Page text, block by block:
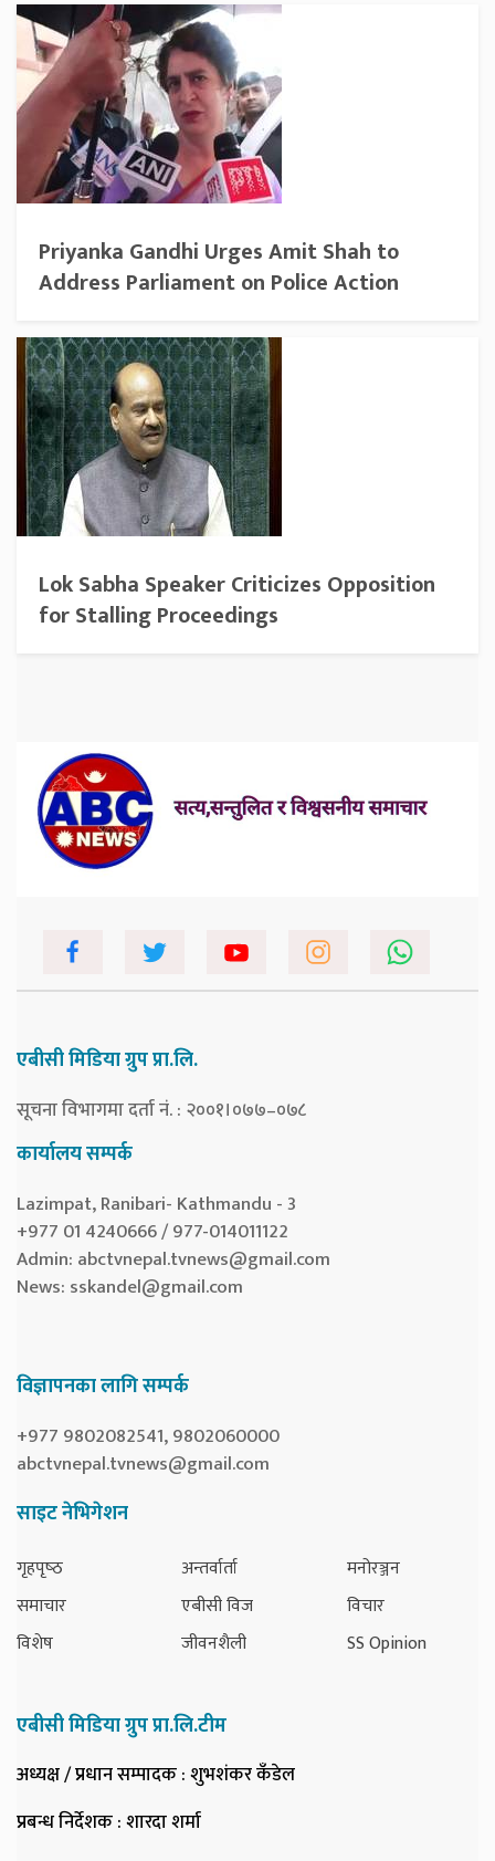
Priyanka Gandhi Urges Amit Shah to
Address Parliament on Police Action
Lok Sabha Speaker Criticizes Opposition
for Stalling Proceedings
एबीसी मिडिया ग्रुप प्रा.लि.
सूचना विभागमा दर्ता नं. : २००१।०७७–०७८
कार्यालय सम्पर्क
Lazimpat, Ranibari- Kathmandu - 3
+977 01 4240666 / 977-014011122
Admin: abctvnepal.tvnews@gmail.com
News: sskandel@gmail.com
विज्ञापनका लागि सम्पर्क
+977 9802082541, 9802060000
abctvnepal.tvnews@gmail.com
साइट नेभिगेशन
गृहपृष्‍ठ
समाचार
विशेष
अन्तर्वार्ता
एबीसी विज
जीवनशैली
मनोरञ्जन
विचार
SS Opinion
एबीसी मिडिया ग्रुप प्रा.लि.टीम
अध्यक्ष / प्रधान सम्पादक: शुभशंकर कँडेल
प्रबन्ध निर्देशक: शारदा शर्मा